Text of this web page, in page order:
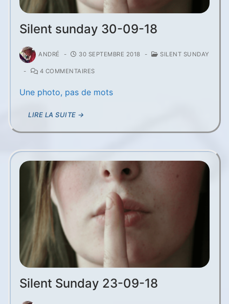
Silent sunday 30-09-18
ANDRÉ - 30 SEPTEMBRE 2018 - SILENT SUNDAY
- 4 COMMENTAIRES
Une photo, pas de mots
LIRE LA SUITE →
Silent Sunday 23-09-18